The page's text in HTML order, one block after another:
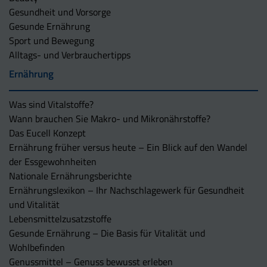
Gesundheit und Vorsorge
Gesunde Ernährung
Sport und Bewegung
Alltags- und Verbrauchertipps
Ernährung
Was sind Vitalstoffe?
Wann brauchen Sie Makro- und Mikronährstoffe?
Das Eucell Konzept
Ernährung früher versus heute – Ein Blick auf den Wandel
der Essgewohnheiten
Nationale Ernährungsberichte
Ernährungslexikon – Ihr Nachschlagewerk für Gesundheit
und Vitalität
Lebensmittelzusatzstoffe
Gesunde Ernährung – Die Basis für Vitalität und
Wohlbefinden
Genussmittel – Genuss bewusst erleben